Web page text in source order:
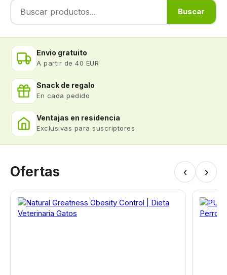
Buscar
Envio gratuito
A partir de 40 EUR
Snack de regalo
En cada pedido
Ventajas en residencia
Exclusivas para suscriptores
Ofertas ‹ ›